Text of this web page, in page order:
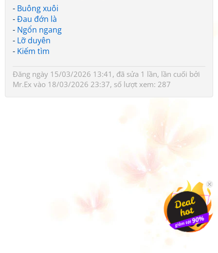
- Buông xuôi
-Đau đớn là
- Ngổn ngang
- Lỡ duyên
- Kiếm tìm
Đăng ngày 15/03/2026 13:41, đã sửa 1 lần, lần cuối bởi
Mr.Ex vào 18/03/2026 23:37, số lượt xem: 287